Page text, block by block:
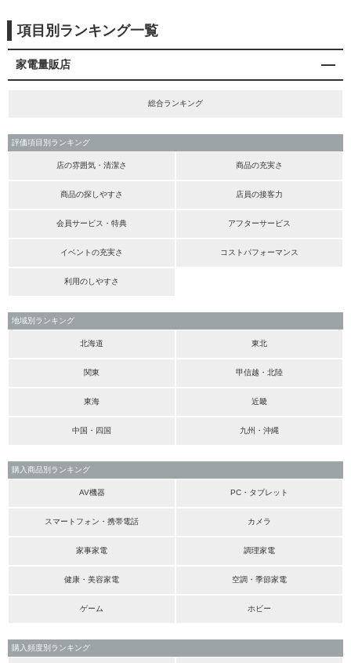
項目別ランキング一覧
家電量販店
総合ランキング
評価項目別ランキング
店の雰囲気・清潔さ 商品の充実さ
商品の探しやすさ 店員の接客力
会員サービス・特典 アフターサービス
イベントの充実さ コストパフォーマンス
利用のしやすさ
地域別ランキング
北海道 東北
関東 甲信越・北陸
東海 近畿
中国・四国 九州・沖縄
購入商品別ランキング
AV機器 PC・タブレット
スマートフォン・携帯電話 カメラ
家事家電 調理家電
健康・美容家電 空調・季節家電
ゲーム ホビー
購入頻度別ランキング